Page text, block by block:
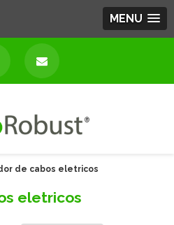
MENU
de cabos eletricos
eletricos